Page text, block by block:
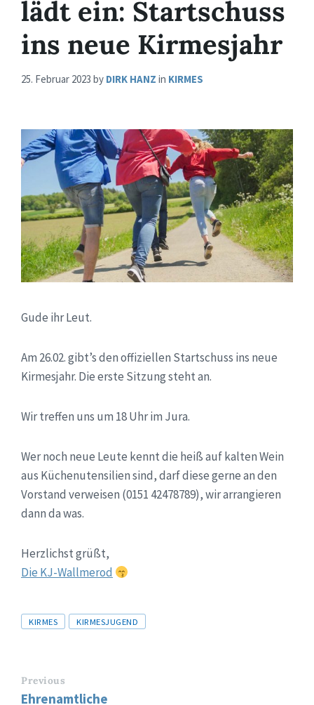
lädt ein: Startschuss
ins neue Kirmesjahr
25. Februar 2023 by DIRK HANZ in KIRMES
Gude ihr Leut.
Am 26.02. gibt’s den offiziellen Startschuss ins neue
Kirmesjahr. Die erste Sitzung steht an.
Wir treffen uns um 18 Uhr im Jura.
Wer noch neue Leute kennt die heiß auf kalten Wein
aus Küchenutensilien sind, darf diese gerne an den
Vorstand verweisen (0151 42478789), wir arrangieren
dann da was.
Herzlichst grüßt,
Die KJ-Wallmerod
Tags
KIRMES KIRMESJUGEND
Previous
Ehrenamtliche